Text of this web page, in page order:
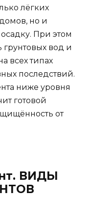
лёгких
но и
При этом
вод и
всех типах
последствий.
ниже уровня
готовой
от
ВИДЫ